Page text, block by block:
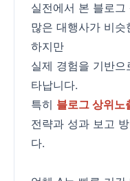
실전에서 본 블로
많은 대행사가 비
하지만
실제 경험을 기반
타납니다.
특히 블로그 상위노
전략과 성과 보고
다.